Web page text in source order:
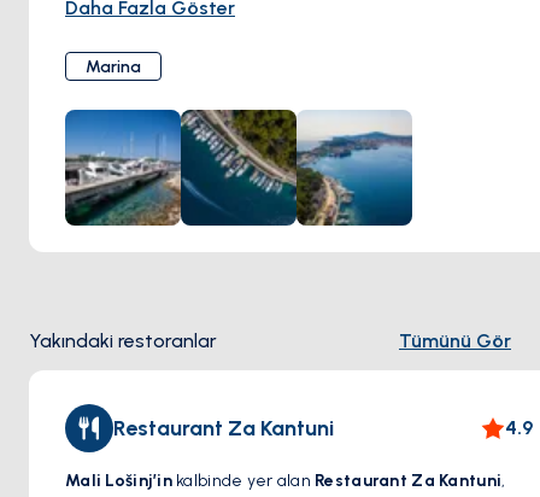
Yakıt İstasyonu:
Hijyen Tesisleri:
Wi-Fi:Marina misafirleri için ücretsiz internet erişimi.
Servisler:Teknik destek sağlayan bakım ve onarım
atölyesi.
Merkezi konumu sayesinde restoranlar, mağazalar ve
kültürel mekanlara kolay erişim sağlar, adayı keşfetmek için
ideal bir başlangıç noktasıdır.
Daha Fazla Göster
Marina
Yakındaki restoranlar Tümünü Gör
Restaurant Za Kantuni 4.9
Mali Lošinj’inkalbinde yer alan Restaurant Za Kantuni,